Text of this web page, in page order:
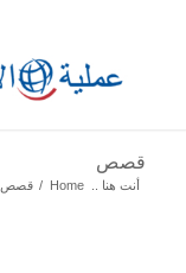
قصص
أنت هنا .. Home
/ قصص